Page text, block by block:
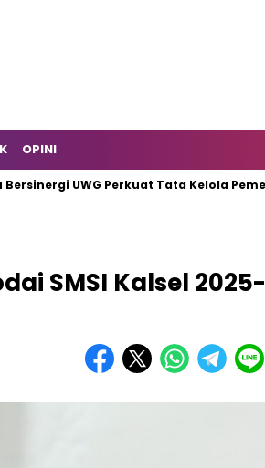
OPINI
UWG Perkuat Tata Kelola Pemerintah
SMSI Kalsel 2025-